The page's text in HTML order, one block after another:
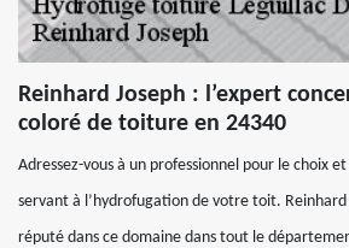
Reinhard Joseph : l’expert
coloré de toiture en 24340
Adressez-vous à un professionnel pour le choix
servant à l’hydrofugation de votre toit. Reinhard
réputé dans ce domaine dans tout le